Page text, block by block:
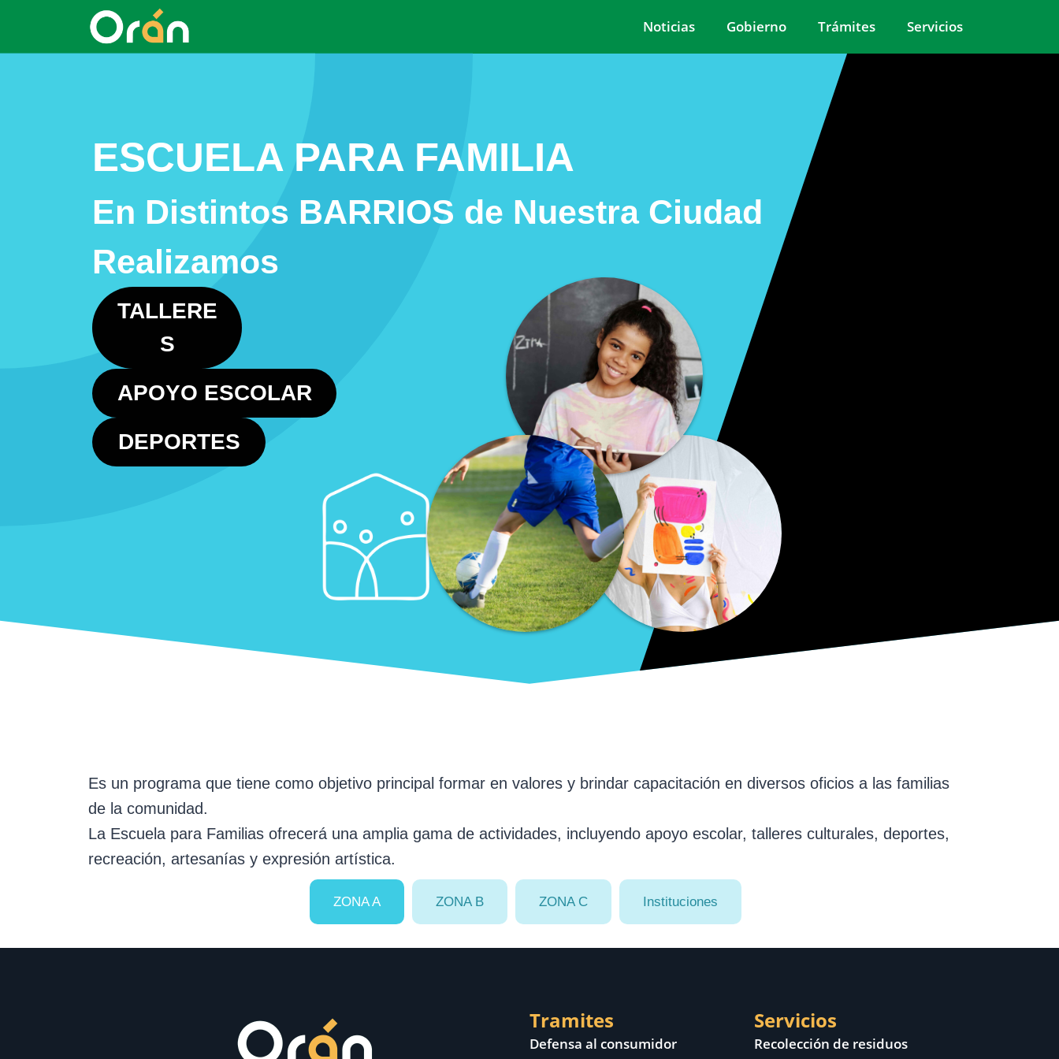
Noticias Gobierno Trámites Servicios
ESCUELA PARA FAMILIA
En Distintos BARRIOS de Nuestra Ciudad
Realizamos
TALLERE
S
APOYO ESCOLAR
DEPORTES
Es un programa que tiene como objetivo principal formar en valores y brindar capacitación en diversos oficios a las familias
de la comunidad.
La Escuela para Familias ofrecerá una amplia gama de actividades, incluyendo apoyo escolar, talleres culturales, deportes,
recreación, artesanías y expresión artística.
ZONA A ZONA B ZONA C Instituciones
Tramites
Defensa al consumidor
Servicios
Recolección de residuos